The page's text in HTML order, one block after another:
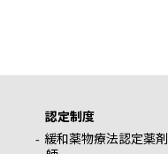
認定制度
緩和薬物療法認定薬剤